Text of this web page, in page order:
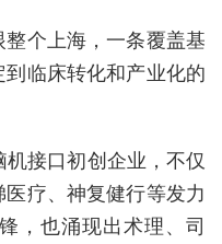
个上海，一条覆盖基
临床转化和产业化的
接口初创企业，不仅
疗、神复健行等发力
，也涌现出术理、司